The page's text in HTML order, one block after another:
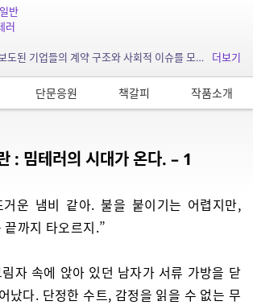
일반
러
소개: 본 글은 실제 보도된 기업들의 계약 구조와 사회적 이슈를 모티프로 삼아 재구성한 가상의 시사 픽션이며, 등장하는 인물(X, 톰 등) 및 세부 공작 대사는 모두 허구임을 밝힙니다.
더보기
단문응원 책갈피 작품소개
: 밈테러의 시대가 온다. – 1
거운 냄비 같아. 불을 붙이기는 어렵지만,
까지 타오르지.”
자 속에 앉아 있던 남자가 서류 가방을 닫
났다. 단정한 수트, 감정을 읽을 수 없는 무